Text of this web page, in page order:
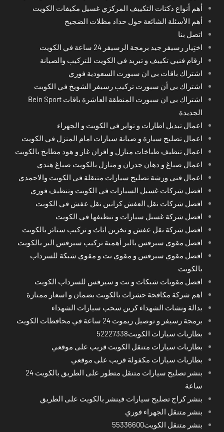
أهم أنواع دكتات التكييف المركزي غسيل مكيفات الكويت
أهم الأسئلة الشائعة حول حداد مظلات الضجيج
اتصل بنا
اختِيار رسيفر جيد برمجة الرسيفر 24 ساعة في الكويت
ارقام فنيي تكييف و تبريد في الكويت للتركيب والصيانة
اشتراك باقات بي ان سبورت السعودية فوري
اشتراك بي أن سبورت تركيب رسيفر الشويخ في الكويت
اشتراك بي ان سبورت المنطقة العاشرة باقات Bein Sport
الجديدة
اعمال تبديل اطارات و تواير في الكويت و الجهراء
اعمال تصليح سيارة و صيانة سيارات امام المنزل في الكويت
اعمال تنظيف طباخات منازل و افران غاز و هود مطابخ بالكويت
اعمال صباغ و دهان جدران و منازل بالكويت صباغ هندي
اعمال فني ورشة تصليح سيارات متنقلة في الكويت والاحمدي
افضل شركات غسيل السيارات في الكويت وتنظيف فوري
افضل شركات نقل العفش كراتين نقل عفش في الكويت
افضل شركة غسيل سيارات و تنظيفها في الكويت
افضل شركة نقل عفش و تخزين اثاث و تركيب ستائر بالكويت
افضل مقوي سيرفس بالبر أهمية تركيب سيرفس البر بالكويت
افضل مقوي سيرفس و مقوي نت و مقوي شبكة للسرداب
بالكويت
افضل مقويات شبكات و نت و سيرفس للسرداب الكويت
اهم شركة مكافحة حشرات بالكويت بضمان و اسعار ممتازة
بدالة ونشات الشهداء كرين سحب سيارات الشهداء
برمجة رسيفر و توصيل ريموت 24 ساعة في محافظات الكويت
بطاريات سيارات الكويت52227338
بطاريات سيارات متنقل الكويت قريب على موقعي
بطاريات سيارات مكفولة قريب على موقعي
بنشر تصليح سيارات متنقل متطور على الطريق بالكويت 24
ساعة
بنشر كراج تصليح سيارات فينشر بالكويت على الطريق
بنشر متنقل الجهراء فوري
بنشر متنقل الكويت55336600